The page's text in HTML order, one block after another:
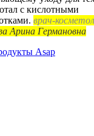
с кислотными
врач-
Арина Германовна
Asap